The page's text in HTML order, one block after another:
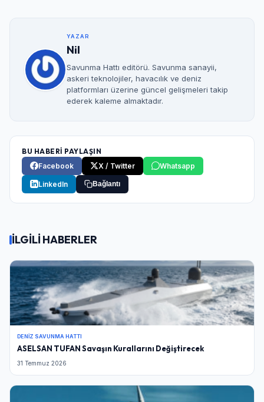
YAZAR
Nil
Savunma Hattı editörü. Savunma sanayii,
askeri teknolojiler, havacılık ve deniz
platformları üzerine güncel gelişmeleri takip
ederek kaleme almaktadır.
BU HABERİ PAYLAŞIN
Facebook
X / Twitter Whatsapp
LinkedIn Bağlantı
İLGİLİ HABERLER
DENIZ SAVUNMA HATTI
ASELSAN TUFAN Savaşın Kurallarını Değiştirecek
31 Temmuz 2026